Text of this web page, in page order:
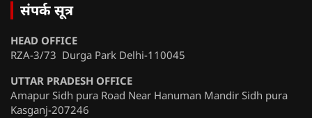
संपर्क सूत्र
HEAD OFFICE
RZA-3/73 Durga Park Delhi-110045
UTTAR PRADESH OFFICE
Amapur Sidh pura Road Near Hanuman Mandir Sidh pura
Kasganj-207246